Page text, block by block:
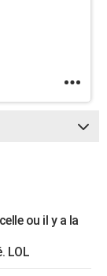
ou il y a la
LOL